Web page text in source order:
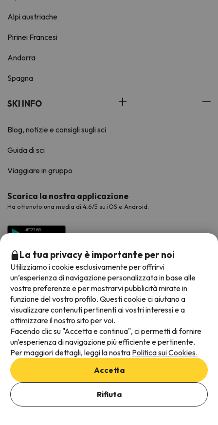
Alpi austriache
Pirinei Francesi
Andorra
Spagna
SKI INFO
Blog, notizie e consigli sugli sci
Guida di sci
Viaggiare in gruppo
Scarica la nostra applicazione
Ha ottenuto una media di 4,6/5 su iOS e Android.
Metodi di pagamento disponibili
Termini e condizioni generali
Protezione dei dati
Informativa sui cookie
La tua privacy è importante per noi
Utilizziamo i cookie esclusivamente per offrirvi
un’esperienza di navigazione personalizzata in base alle
vostre preferenze e per mostrarvi pubblicità mirate in
funzione del vostro profilo. Questi cookie ci aiutano a
visualizzare contenuti pertinenti ai vostri interessi e a
ottimizzare il nostro sito per voi.
Facendo clic su "Accetta e continua", ci permetti di fornire
un'esperienza di navigazione più efficiente e pertinente.
Per maggiori dettagli, leggi la nostra Politica sui Cookies.
Accetta
Rifiuta